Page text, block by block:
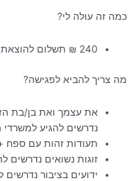
כמה זה עולה לי?
240 ₪ תשלום להוצאת הזכאות
מה צריך להביא לפגישה?
את עצמך ואת בן/בת
נדרשים להגיע
תעודות זהות עם ספח
זוגות נשואים נדרשים
ידועים בציבור